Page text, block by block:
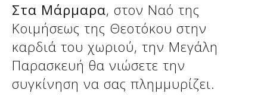
Δείτε μας:
Δείτε μας:
Δείτε μας:
Δείτε μας:
Δείτε μας:
Δείτε μας:
Δείτε μας:
Στα Μάρμαρα, στον Ναό της
Κοιμήσεως της Θεοτόκου στην
καρδιά του χωριού, την Μεγάλη
Παρασκευή θα νιώσετε την
συγκίνηση να σας πλημμυρίζει.